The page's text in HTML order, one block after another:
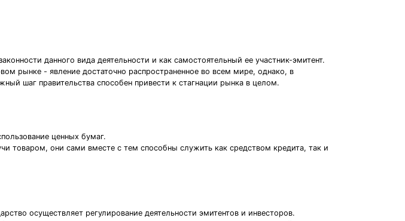
данного вида деятельности и как самостоятельный ее участник-эмитент.
рынке - явление достаточно распространенное во всем мире, однако, в
шаг правительства способен привести к стагнации рынка в целом.
ценных бумаг.
товаром, они сами вместе с тем способны служить как средством кредита, так и
осуществляет регулирование деятельности эмитентов и инвесторов.